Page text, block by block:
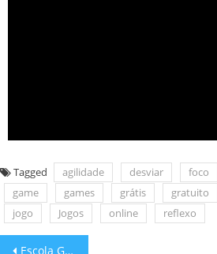
Tagged agilidade desviar foco
game
games grátis gratuito
jogo
Jogos online reflexo
Escola Games: Árvore genealógica!